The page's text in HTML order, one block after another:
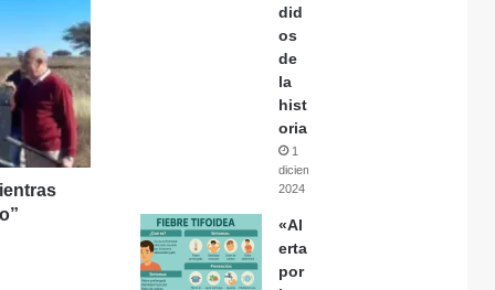
did
os
de
la
hist
oria
1
diciembre,
2024
«Al
erta
por